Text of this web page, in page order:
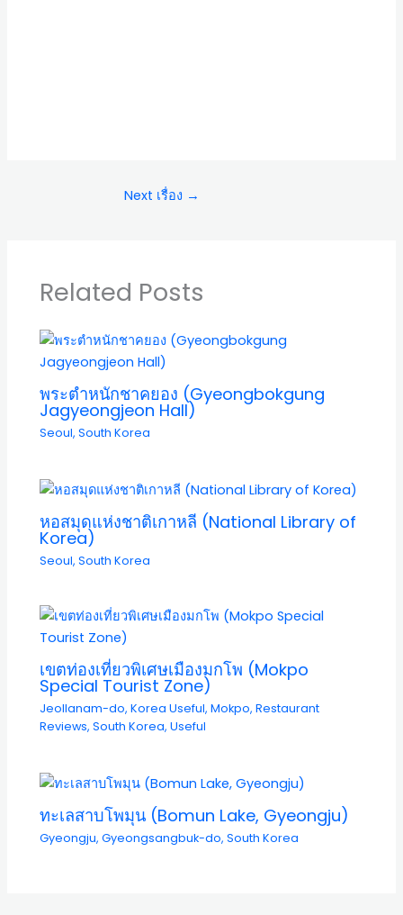
Next เรื่อง →
Related Posts
พระตำหนักชาคยอง (Gyeongbokgung
Jagyeongjeon Hall)
Seoul,South Korea
หอสมุดแห่งชาติเกาหลี (National Library of
Korea)
Seoul,South Korea
เขตท่องเที่ยวพิเศษเมืองมกโพ (Mokpo
Special Tourist Zone)
Jeollanam-do,Korea Useful,Mokpo,Restaurant
Reviews,South Korea,Useful
ทะเลสาบโพมุน (Bomun Lake, Gyeongju)
Gyeongju,Gyeongsangbuk-do,South Korea